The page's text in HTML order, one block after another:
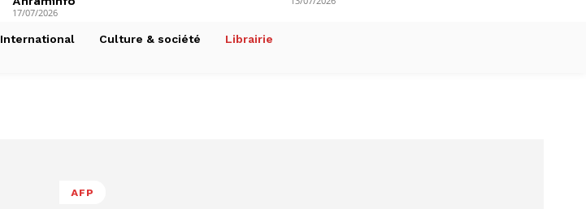
17/07/2026
International Culture & société Librairie
AFP